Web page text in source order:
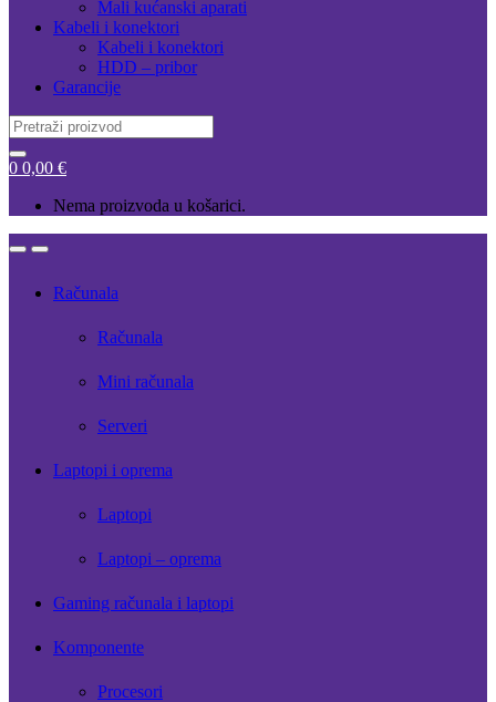
Mali kućanski aparati
Kabeli i konektori
Kabeli i konektori
HDD – pribor
Garancije
Search
for:
0 0,00 €
Nema proizvoda u košarici.
OpenClose
Računala
Računala
Mini računala
Serveri
Laptopi i oprema
Laptopi
Laptopi – oprema
Gaming računala i laptopi
Komponente
Procesori